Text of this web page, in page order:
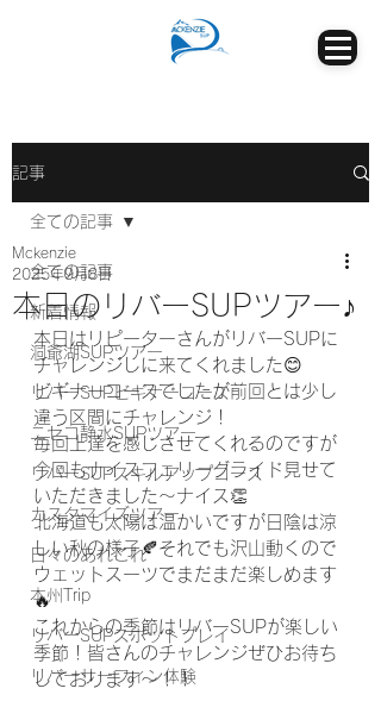
記事
全ての記事
新着情報
洞爺湖SUPツアー
リバーSUPビギナーコース
ニセコ静水SUPツアー
リバーSUPスキルアップコース
カスタマイズツアー
日々のあれこれ
本州Trip
リバーSUPスポットプレイ
リバーサーフィン体験
全ての記事
本日のリバーSUPツアー♪
Mckenzie
2025年9月8日
本日はリピーターさんがリバーSUPに
チャレンジしに来てくれました😊
ビギナーコースでしたが前回とは少し
違う区間にチャレンジ！
毎回上達を感じさせてくれるのですが
今回もナイスフェリーグライド見せて
いただきました～ナイス👏
北海道も太陽は温かいですが日陰は涼
しい秋の様子🍂それでも沢山動くので
ウェットスーツでまだまだ楽しめます
🔥
これからの季節はリバーSUPが楽しい
季節！皆さんのチャレンジぜひお待ち
しております～！！